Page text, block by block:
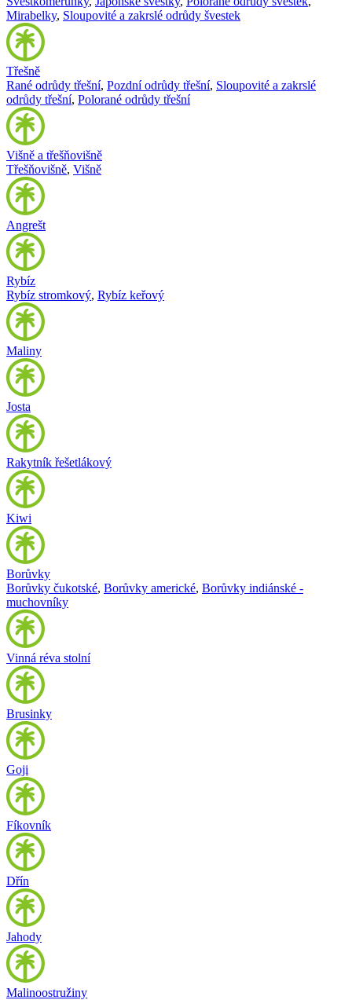
Mirabelky, Sloupovité a zakrslé odrůdy švestek
Třešně
Rané odrůdy třešní, Pozdní odrůdy třešní, Sloupovité a zakrslé
odrůdy třešní, Polorané odrůdy třešní
Višně a třešňovišně
Třešňovišně, Višně
Angrešt
Rybíz
Rybíz stromkový, Rybíz keřový
Maliny
Josta
Rakytník řešetlákový
Kiwi
Borůvky
Borůvky čukotské, Borůvky americké, Borůvky indiánské -
muchovníky
Vinná réva stolní
Brusinky
Goji
Fíkovník
Dřín
Jahody
Malinoostružiny